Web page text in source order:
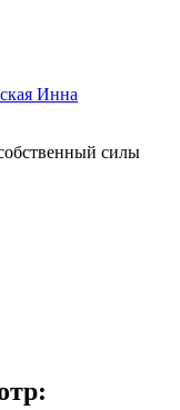
Инна
силы